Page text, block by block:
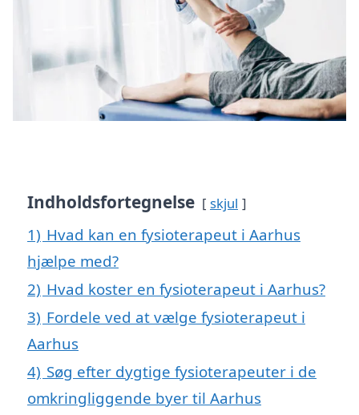
Indholdsfortegnelse skjul
1) Hvad kan en fysioterapeut i Aarhus
hjælpe med?
2) Hvad koster en fysioterapeut i Aarhus?
3) Fordele ved at vælge fysioterapeut i
Aarhus
4) Søg efter dygtige fysioterapeuter i de
omkringliggende byer til Aarhus